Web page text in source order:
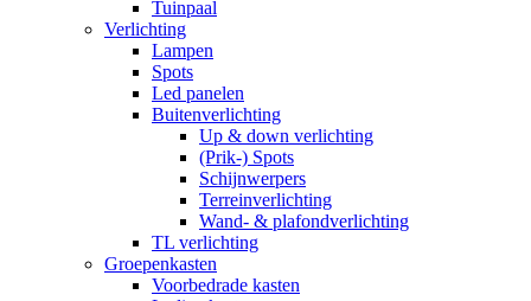
Tuinpaal
Verlichting
Lampen
Spots
Led panelen
Buitenverlichting
Up & down verlichting
(Prik-) Spots
Schijnwerpers
Terreinverlichting
Wand- & plafondverlichting
TL verlichting
Groepenkasten
Voorbedrade kasten